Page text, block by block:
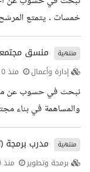
والمقالات تصميم
خمسات . يتمتع المرشح
والرغبة الحقيقية
متميزة لمستخدمي
حل أي استفسار أو
التعامل مع
فهم احتياجات
منتهية منسق
إدارة وأعمال منذ 10 أشهر
نبحث في حسوب عن
والمساهمة في بناء
المواقع، والثقافة
بثقافة المجتمعات
باللغة العربية
منتهية مدرب برمجة
برمجة وتطوير منذ 10 أشهر